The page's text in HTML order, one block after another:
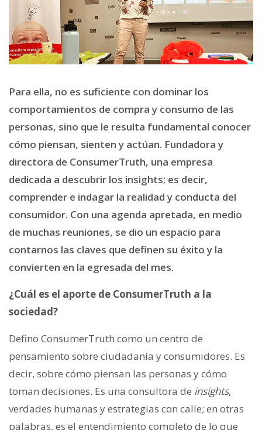
Para ella, no es suficiente con dominar los
comportamientos de compra y consumo de las
personas, sino que le resulta fundamental conocer
cómo piensan, sienten y actúan. Fundadora y
directora de ConsumerTruth, una empresa
dedicada a descubrir los insights; es decir,
comprender e indagar la realidad y conducta del
consumidor. Con una agenda apretada, en medio
de muchas reuniones, se dio un espacio para
contarnos las claves que definen su éxito y la
convierten en la egresada del mes.
¿Cuál es el aporte de ConsumerTruth a la
sociedad?
Defino ConsumerTruth como un centro de
pensamiento sobre ciudadanía y consumidores. Es
decir, sobre cómo piensan las personas y cómo
toman decisiones. Es una consultora de insights,
verdades humanas y estrategias con calle; en otras
palabras, es el entendimiento completo de lo que